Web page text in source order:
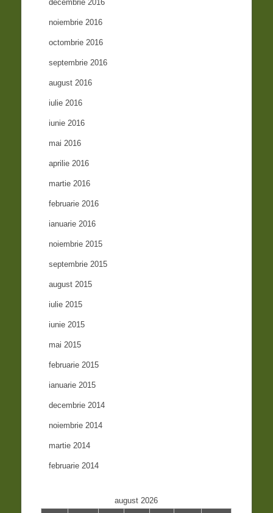
decembrie 2016
noiembrie 2016
octombrie 2016
septembrie 2016
august 2016
iulie 2016
iunie 2016
mai 2016
aprilie 2016
martie 2016
februarie 2016
ianuarie 2016
noiembrie 2015
septembrie 2015
august 2015
iulie 2015
iunie 2015
mai 2015
februarie 2015
ianuarie 2015
decembrie 2014
noiembrie 2014
martie 2014
februarie 2014
august 2026